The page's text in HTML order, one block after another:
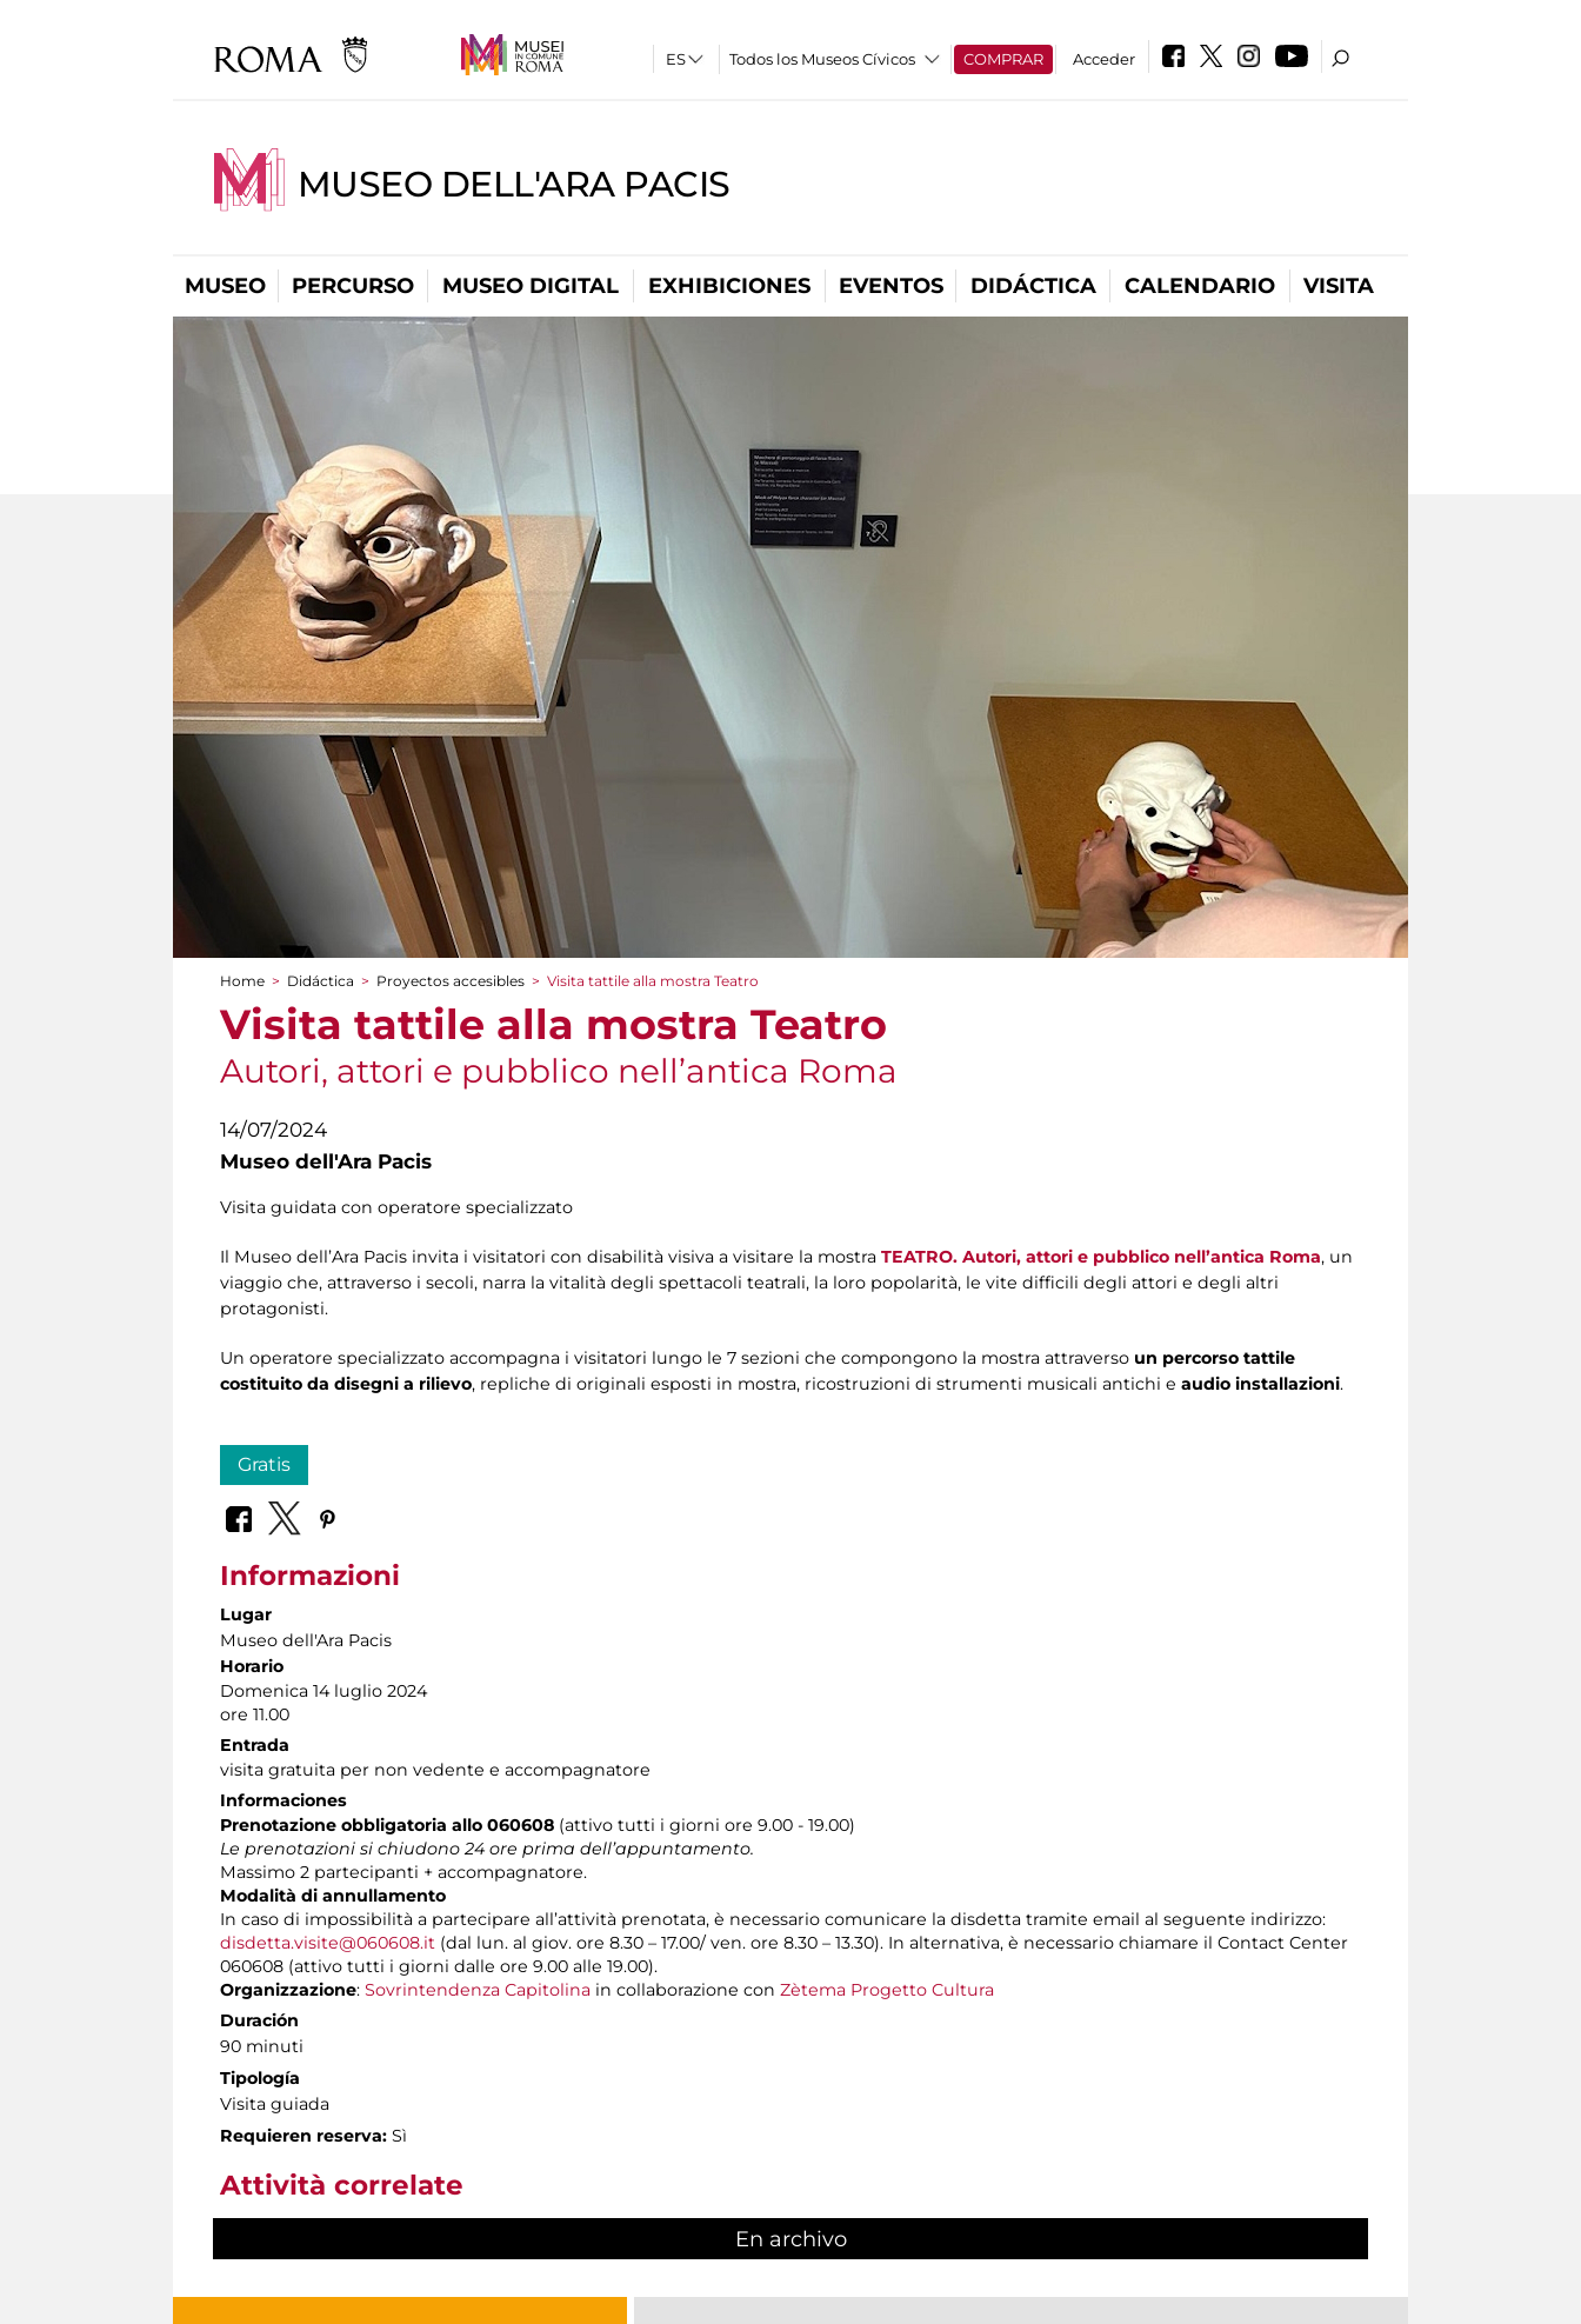
Todos los Museos Cívicos COMPRAR Acceder
MUSEO DELL'ARA PACIS
MUSEO PERCURSO MUSEO DIGITAL EXHIBICIONES EVENTOS DIDÁCTICA CALENDARIO VISITA
You are here
Home > Didáctica > Proyectos accesibles > Visita tattile alla mostra Teatro
Visita tattile alla mostra Teatro
Autori, attori e pubblico nell’antica Roma
14/07/2024
Museo dell'Ara Pacis
Visita guidata con operatore specializzato
Il Museo dell’Ara Pacis invita i visitatori con disabilità visiva a visitare la mostra TEATRO. Autori, attori e pubblico nell’antica Roma, un
viaggio che, attraverso i secoli, narra la vitalità degli spettacoli teatrali, la loro popolarità, le vite difficili degli attori e degli altri
protagonisti.
Un operatore specializzato accompagna i visitatori lungo le 7 sezioni che compongono la mostra attraverso un percorso tattile
costituito da disegni a rilievo, repliche di originali esposti in mostra, ricostruzioni di strumenti musicali antichi e audio installazioni.
Gratis
Informazioni
Lugar
Museo dell'Ara Pacis
Horario
Domenica 14 luglio 2024
ore 11.00
Entrada
visita gratuita per non vedente e accompagnatore
Informaciones
Prenotazione obbligatoria allo 060608 (attivo tutti i giorni ore 9.00 - 19.00)
Le prenotazioni si chiudono 24 ore prima dell’appuntamento.
Massimo 2 partecipanti + accompagnatore.
Modalità di annullamento
In caso di impossibilità a partecipare all’attività prenotata, è necessario comunicare la disdetta tramite email al seguente indirizzo:
disdetta.visite@060608.it (dal lun. al giov. ore 8.30 – 17.00/ ven. ore 8.30 – 13.30). In alternativa, è necessario chiamare il Contact Center
060608 (attivo tutti i giorni dalle ore 9.00 alle 19.00).
Organizzazione: Sovrintendenza Capitolina in collaborazione con Zètema Progetto Cultura
Duración
90 minuti
Tipología
Visita guiada
Requieren reserva: Sì
Attività correlate
En archivo